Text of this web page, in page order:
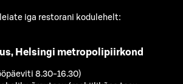
iga restorani kodulehelt:
Helsingi metropolipiirkond
8.30-16.30)